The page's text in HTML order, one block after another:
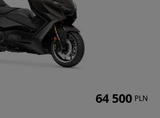
64 500 PLN